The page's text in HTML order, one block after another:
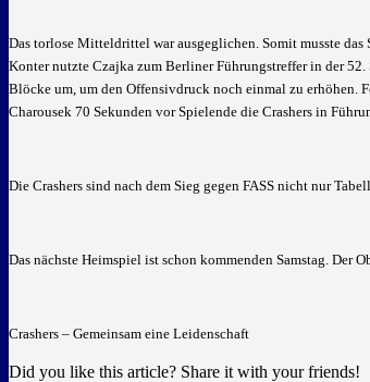
Das torlose Mitteldrittel war ausgeglichen. Somit musste
Konter nutzte Czajka zum Berliner Führungstreffer in der
Blöcke um, um den Offensivdruck noch einmal zu erhöhen.
Charousek 70 Sekunden vor Spielende die Crashers in
Die Crashers sind nach dem Sieg gegen FASS nicht nur
Das nächste Heimspiel ist schon kommenden Samstag. Der
Crashers – Gemeinsam eine Leidenschaft
Did you like this article? Share it with your friends!